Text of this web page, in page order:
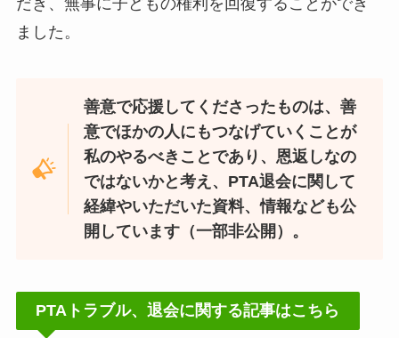
だき、無事に子どもの権利を回復することができ
ました。
善意で応援してくださったものは、善
意でほかの人にもつなげていくことが
私のやるべきことであり、恩返しなの
ではないかと考え、PTA退会に関して
経緯やいただいた資料、情報なども公
開しています（一部非公開）。
PTAトラブル、退会に関する記事はこちら